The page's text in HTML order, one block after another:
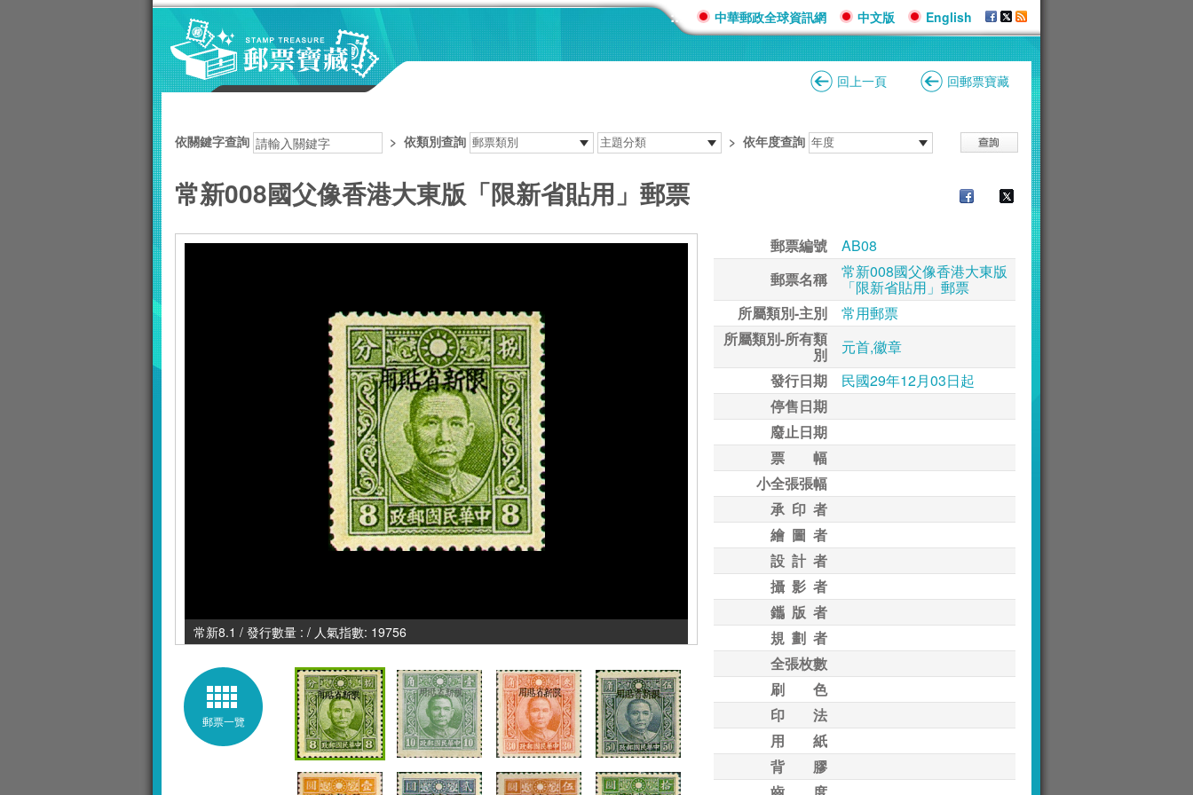
::: 中華郵政全球資訊網 中文版 English
回上一頁 回郵票寶藏
依關鍵字查詢 > 依類別查詢 > 依年度查詢
常新008國父像香港大東版「限新省貼用」郵票
常新8.1 / 發行數量 : / 人氣指數: 19756
郵票一覽
郵票編號
AB08
郵票名稱
常新008國父像香港大東版
「限新省貼用」郵票
所屬類別-主別
常用郵票
所屬類別-所有類
別
元首,徽章
發行日期
民國29年12月03日起
停售日期
廢止日期
票 幅
小全張張幅
承 印 者
繪 圖 者
設 計 者
攝 影 者
鑴 版 者
規 劃 者
全張枚數
刷 色
印 法
用 紙
背 膠